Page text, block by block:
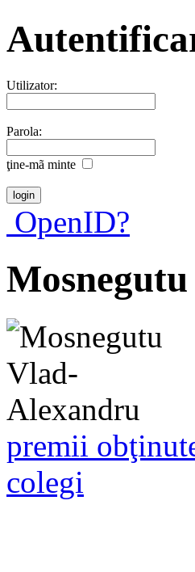
Utilizator:
Parola:
ţine-mã minte
OpenID?
premii
colegi